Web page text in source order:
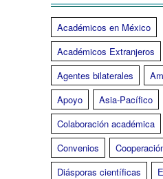
Académicos en México
Académicos Extranjeros
Agentes bilaterales
Apoyo
Asia-Pacífico
Colaboración académica
Convenios
Diásporas científicas